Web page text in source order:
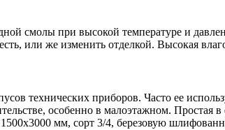
смолы при высокой температуре и
или же изменить отделкой. Высокая
технических приборов. Часто ее
особенно в малоэтажном. Простая в
мм, сорт 3/4, березовую